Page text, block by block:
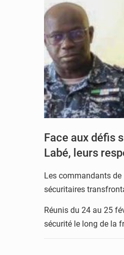
Face aux défis
Labé, leurs
Les commandants de
sécuritaires
Réunis du 24 au 25
sécurité le long de la